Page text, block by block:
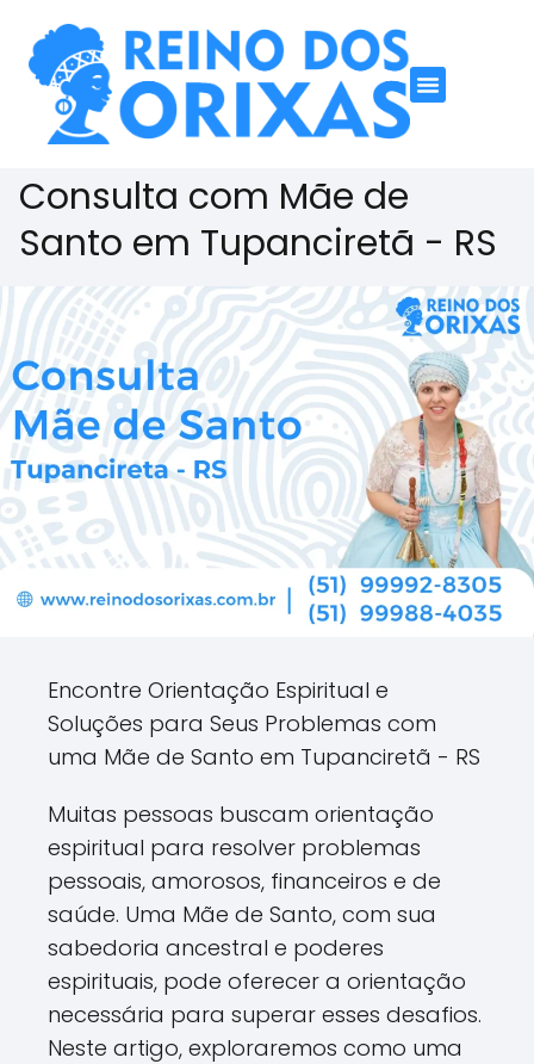
Consulta com Mãe de
Santo em Tupanciretã - RS
Encontre Orientação Espiritual e
Soluções para Seus Problemas com
uma Mãe de Santo em Tupanciretã - RS
Muitas pessoas buscam orientação
espiritual para resolver problemas
pessoais, amorosos, financeiros e de
saúde. Uma Mãe de Santo, com sua
sabedoria ancestral e poderes
espirituais, pode oferecer a orientação
necessária para superar esses desafios.
Neste artigo, exploraremos como uma